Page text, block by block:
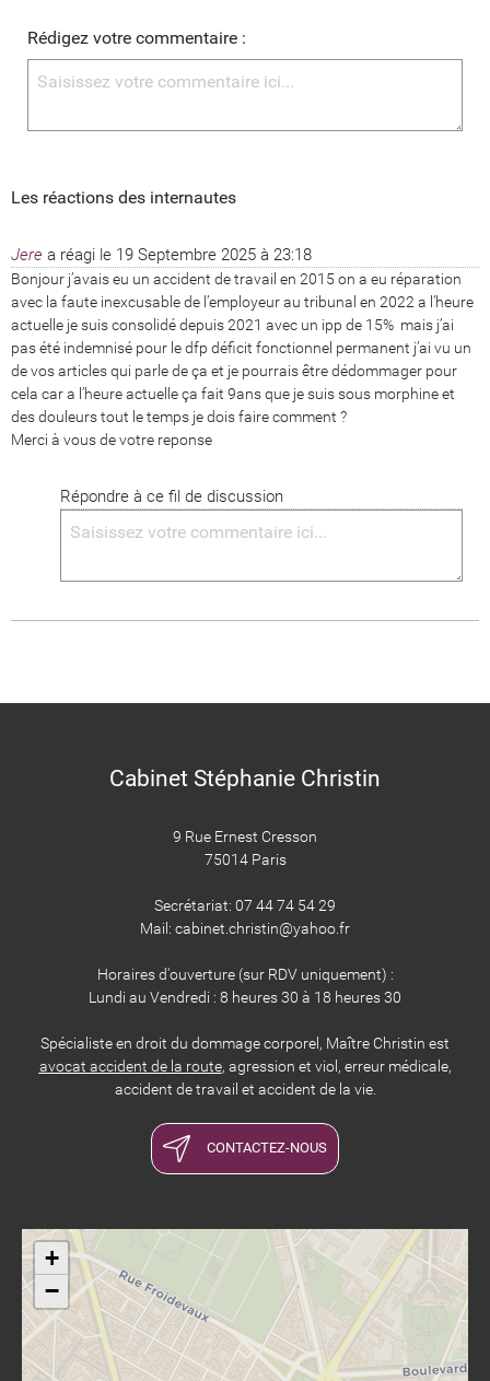
Rédigez votre commentaire :
Les réactions des internautes
Jere a réagi le 19 Septembre 2025 à 23:18
Bonjour j’avais eu un accident de travail en 2015 on a eu réparation
avec la faute inexcusable de l’employeur au tribunal en 2022 a l’heure
actuelle je suis consolidé depuis 2021 avec un ipp de 15%  mais j’ai
pas été indemnisé pour le dfp déficit fonctionnel permanent j’ai vu un
de vos articles qui parle de ça et je pourrais être dédommager pour
cela car a l’heure actuelle ça fait 9ans que je suis sous morphine et
des douleurs tout le temps je dois faire comment ?
Merci à vous de votre reponse
Répondre à ce fil de discussion
Cabinet Stéphanie Christin
9 Rue Ernest Cresson
75014 Paris
​​​​​​​Secrétariat: 07 44 74 54 29
Mail: cabinet.christin@yahoo.fr
Horaires d'ouverture (sur RDV uniquement) :
Lundi au Vendredi : 8 heures 30 à 18 heures 30
Spécialiste en droit du dommage corporel, Maître Christin est
avocat accident de la route, agression et viol, erreur médicale,
accident de travail et accident de la vie.
CONTACTEZ-NOUS
+
−